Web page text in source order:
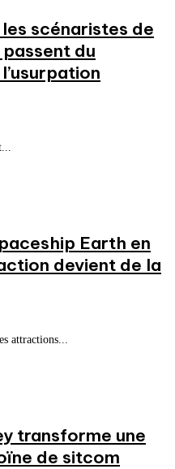
scénaristes de
du
Earth en
devient de la
attractions...
transforme une
de sitcom